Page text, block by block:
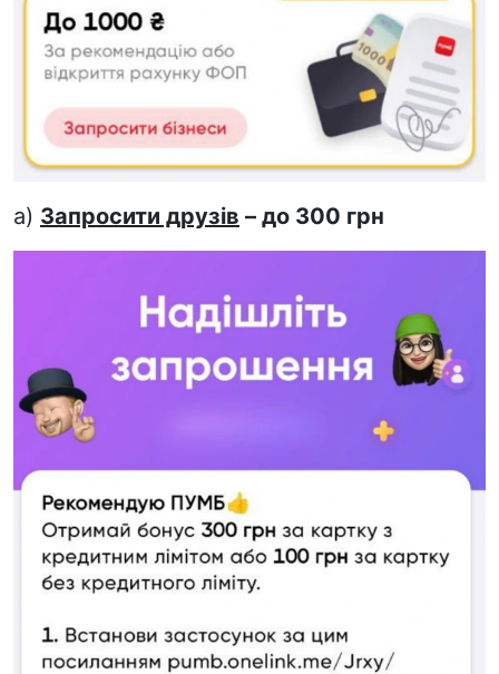
а) Запросити друзів – до 300 грн